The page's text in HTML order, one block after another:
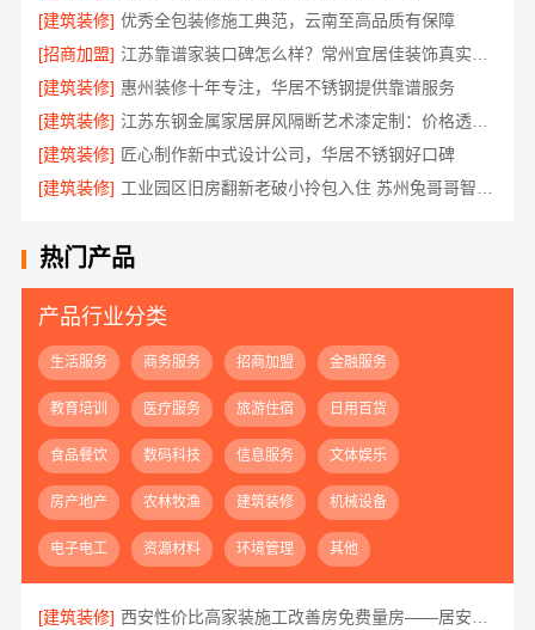
[建筑装修] 优秀全包装修施工典范，云南至高品质有保障
[招商加盟]
[建筑装修] 惠州装修十年专注，华居不锈钢提供靠谱服务
[建筑装修]
江苏东钢金属家居屏风隔断艺术漆定制：价格透明性价比优
[建筑装修] 匠心制作新中式设计公司，华居不锈钢好口碑
[建筑装修]
热门产品
产品行业分类
生活服务 商务服务 招商加盟 金融服务
教育培训 医疗服务 旅游住宿 日用百货
食品餐饮 数码科技 信息服务 文体娱乐
房产地产 农林牧渔 建筑装修 机械设备
电子电工 资源材料 环境管理 其他
[建筑装修]